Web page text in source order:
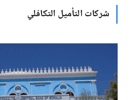
شركات التأميل التكافلي